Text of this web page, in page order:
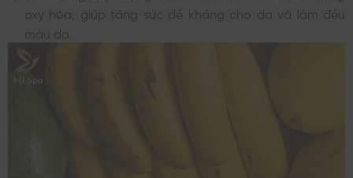
oxy hóa, giúp tăng sức đề kháng cho da và làm đều
màu da.